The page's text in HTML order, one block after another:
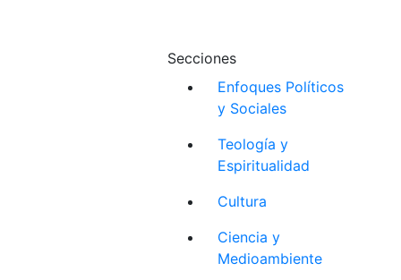
Secciones
Enfoques Políticos
y Sociales
Teología y
Espiritualidad
Cultura
Ciencia y
Medioambiente